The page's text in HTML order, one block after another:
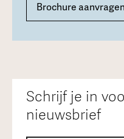
Brochure aanvragen
Schrijf je in
nieuwsbrief